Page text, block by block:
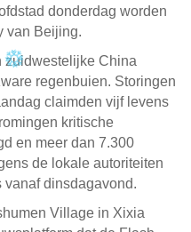
donderdag worden
van Beijing.
zuidwestelijke China
regenbuien. Storingen
claimden vijf levens
kritische
en meer dan 7.300
de lokale autoriteiten
vanaf dinsdagavond.
Village in Xixia